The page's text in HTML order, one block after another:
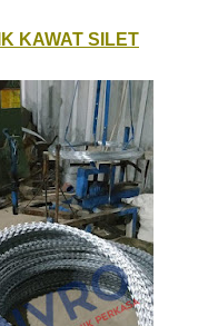
KAWAT SILET